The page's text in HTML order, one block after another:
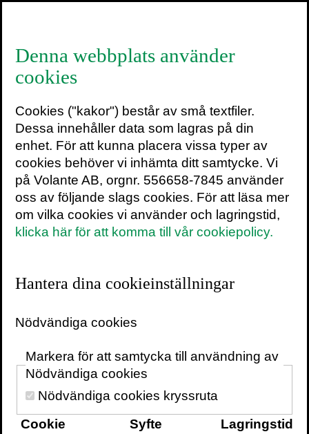
Emma Frans
Emma Frans är doktor i epidemiologi,
forskare vid Karolinska Institutet och
tidigare vid University of Oxford,
därtill vetenskapsskribent i Svenska
genom att på ett träffsäkert och
tänkande och ett vetenskapligt
förhållningssätt. Emma har kallats för
en av de ”roligaste svenskarna på
Twitter”. Hon uppskattas även som
föreläsareoch moderator.
Denna webbplats använder
cookies
Cookies ("kakor") består av små textfiler.
Dessa innehåller data som lagras på din
enhet. För att kunna placera vissa typer av
cookies behöver vi inhämta ditt samtycke. Vi
på Volante AB, orgnr. 556658-7845 använder
oss av följande slags cookies. För att läsa mer
om vilka cookies vi använder och lagringstid,
klicka här för att komma till vår cookiepolicy.
Hantera dina cookieinställningar
Nödvändiga cookies
Markera för att samtycka till användning av
Nödvändiga cookies
Nödvändiga cookies kryssruta
Cookie
Syfte Lagringstid